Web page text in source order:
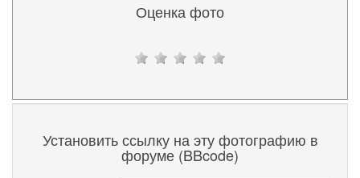
Оценка фото
Установить ссылку на эту фотографию в
форуме (BBcode)